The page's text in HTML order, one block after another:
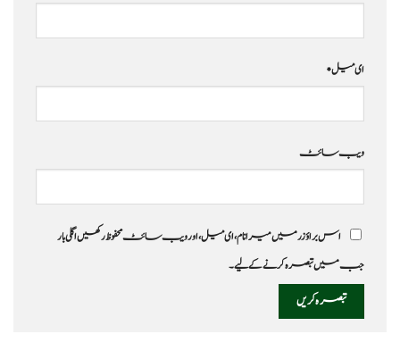
ای میل*
ویب‌ سائٹ
اس براؤزر میں میرا نام، ای میل، اور ویب سائٹ محفوظ رکھیں اگلی بار
جب میں تبصرہ کرنے کےلیے۔